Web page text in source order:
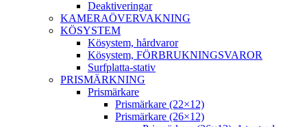
Deaktiveringar
KAMERAÖVERVAKNING
KÖSYSTEM
Kösystem, hårdvaror
Kösystem, FÖRBRUKNINGSVAROR
Surfplatta-stativ
PRISMÄRKNING
Prismärkare
Prismärkare (22×12)
Prismärkare (26×12)